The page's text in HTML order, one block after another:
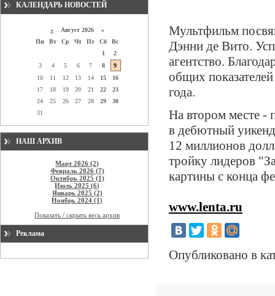
КАЛЕНДАРЬ НОВОСТЕЙ
« Август 2026 »
Пн
Вт Ср Чт Пт Сб
Вс
1
2
3
4 5 6 7 8
9
10
11 12 13 14 15
16
17
18 19 20 21 22
23
24
25 26 27 28 29
30
31
НАШ АРХИВ
Март 2026 (2)
Февраль 2026 (7)
Октябрь 2025 (1)
Июль 2025 (6)
Январь 2025 (2)
Ноябрь 2024 (1)
Показать / скрыть весь архив
Реклама
Мультфильм
Дэнни де Вито.
агентство.
общих
года.
На втором месте -
в дебютный
12 миллионов
тройку лидеров
картины с конца
www.lenta.ru
Опубликовано в